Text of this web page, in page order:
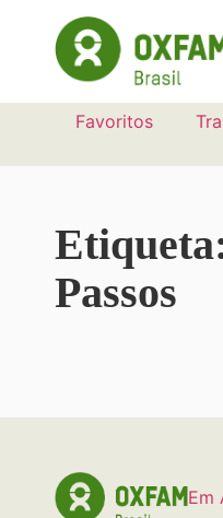
Favoritos
Passos
Em